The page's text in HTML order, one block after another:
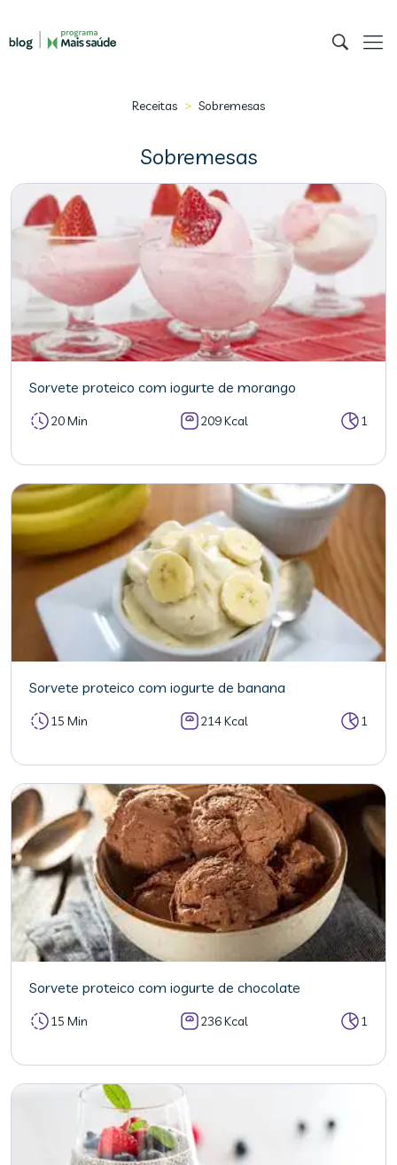
Receitas > Sobremesas
Sobremesas
Sorvete proteico com iogurte de morango
20 Min 209 Kcal 1
Sorvete proteico com iogurte de banana
15 Min 214 Kcal 1
Sorvete proteico com iogurte de chocolate
15 Min 236 Kcal 1